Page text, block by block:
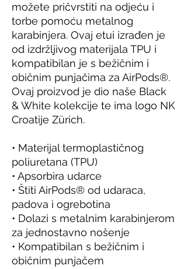
možete pričvrstiti na odjeću i
torbe pomoću metalnog
karabinjera. Ovaj etui izrađen je
od izdržljivog materijala TPU i
kompatibilan je s bežičnim i
običnim punjačima za AirPods®.
Ovaj proizvod je dio naše Black
& White kolekcije te ima logo NK
Croatije Zürich.
• Materijal termoplastičnog
poliuretana (TPU)
• Apsorbira udarce
• Štiti AirPods® od udaraca,
padova i ogrebotina
• Dolazi s metalnim karabinjerom
za jednostavno nošenje
• Kompatibilan s bežičnim i
običnim punjačem